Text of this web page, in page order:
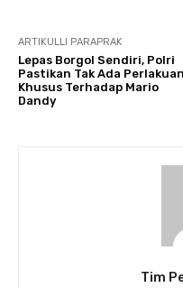
ARTIKULLI PARAPRAK
Lepas Borgol Sendiri, Polri
Pastikan Tak Ada Perlakuan
Khusus Terhadap Mario
Dandy
Tim